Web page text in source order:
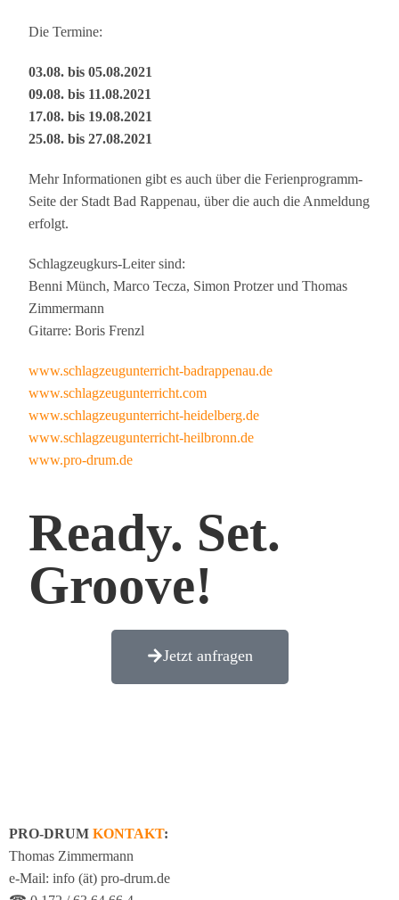
Die Termine:
03.08. bis 05.08.2021
09.08. bis 11.08.2021
17.08. bis 19.08.2021
25.08. bis 27.08.2021
Mehr Informationen gibt es auch über die Ferienprogramm-
Seite der Stadt Bad Rappenau, über die auch die Anmeldung
erfolgt.
Schlagzeugkurs-Leiter sind:
Benni Münch, Marco Tecza, Simon Protzer und Thomas
Zimmermann
Gitarre: Boris Frenzl
www.schlagzeugunterricht-badrappenau.de
www.schlagzeugunterricht.com
www.schlagzeugunterricht-heidelberg.de
www.schlagzeugunterricht-heilbronn.de
www.pro-drum.de
Ready. Set.
Groove!
Jetzt anfragen
PRO-DRUM KONTAKT:
Thomas Zimmermann
e-Mail: info (ät) pro-drum.de